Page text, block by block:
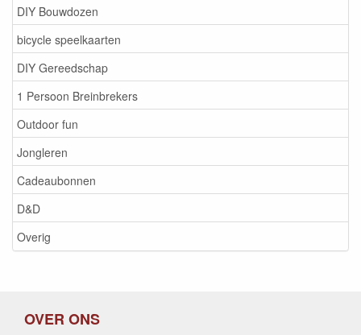
DIY Bouwdozen
bicycle speelkaarten
DIY Gereedschap
1 Persoon Breinbrekers
Outdoor fun
Jongleren
Cadeaubonnen
D&D
Overig
OVER ONS